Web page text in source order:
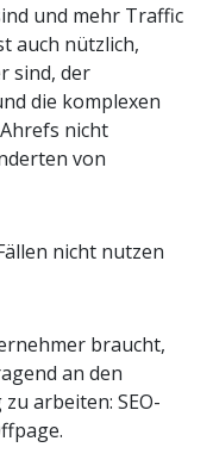
und mehr Traffic
auch nützlich,
sind, der
die komplexen
nicht
von
nicht nutzen
braucht,
an den
arbeiten: SEO-